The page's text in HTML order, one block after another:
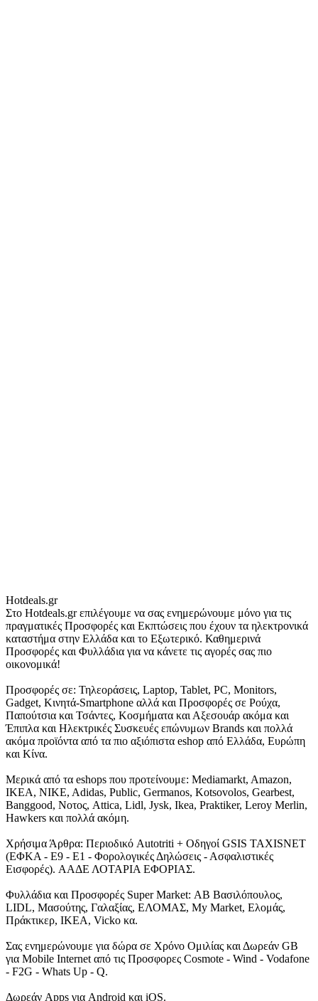
Hotdeals.gr
Στο Hotdeals.gr επιλέγουμε να σας ενημερώνουμε μόνο για τις
πραγματικές Προσφορές και Εκπτώσεις που έχουν τα ηλεκτρονικά
καταστήμα στην Ελλάδα και το Εξωτερικό. Καθημερινά
Προσφορές και Φυλλάδια για να κάνετε τις αγορές σας πιο
οικονομικά!
Προσφορές σε: Τηλεοράσεις, Laptop, Tablet, PC, Monitors,
Gadget, Κινητά-Smartphone αλλά και Προσφορές σε Ρούχα,
Παπούτσια και Τσάντες, Κοσμήματα και Αξεσουάρ ακόμα και
Έπιπλα και Ηλεκτρικές Συσκευές επώνυμων Brands και πολλά
ακόμα προϊόντα από τα πιο αξιόπιστα eshop από Ελλάδα, Ευρώπη
και Κίνα.
Μερικά από τα eshops που προτείνουμε: Mediamarkt, Amazon,
IKEA, NIKE, Adidas, Public, Germanos, Kotsovolos, Gearbest,
Banggood, Νοτος, Attica, Lidl, Jysk, Ikea, Praktiker, Leroy Merlin,
Hawkers και πολλά ακόμη.
Χρήσιμα Άρθρα: Περιοδικό Autotriti + Οδηγοί GSIS TAXISNET
(ΕΦΚΑ - Ε9 - Ε1 - Φορολογικές Δηλώσεις - Ασφαλιστικές
Εισφορές). ΑΑΔΕ ΛΟΤΑΡΙΑ ΕΦΟΡΙΑΣ.
Φυλλάδια και Προσφορές Super Market: ΑΒ Βασιλόπουλος,
LIDL, Μασούτης, Γαλαξίας, ΕΛΟΜΑΣ, My Market, Ελομάς,
Πράκτικερ, ΙΚΕΑ, Vicko κα.
Σας ενημερώνουμε για δώρα σε Χρόνο Ομιλίας και Δωρεάν GB
για Mobile Internet από τις Προσφορες Cosmote - Wind - Vodafone
- F2G - Whats Up - Q.
Δωρεάν Apps για Android και iOS.